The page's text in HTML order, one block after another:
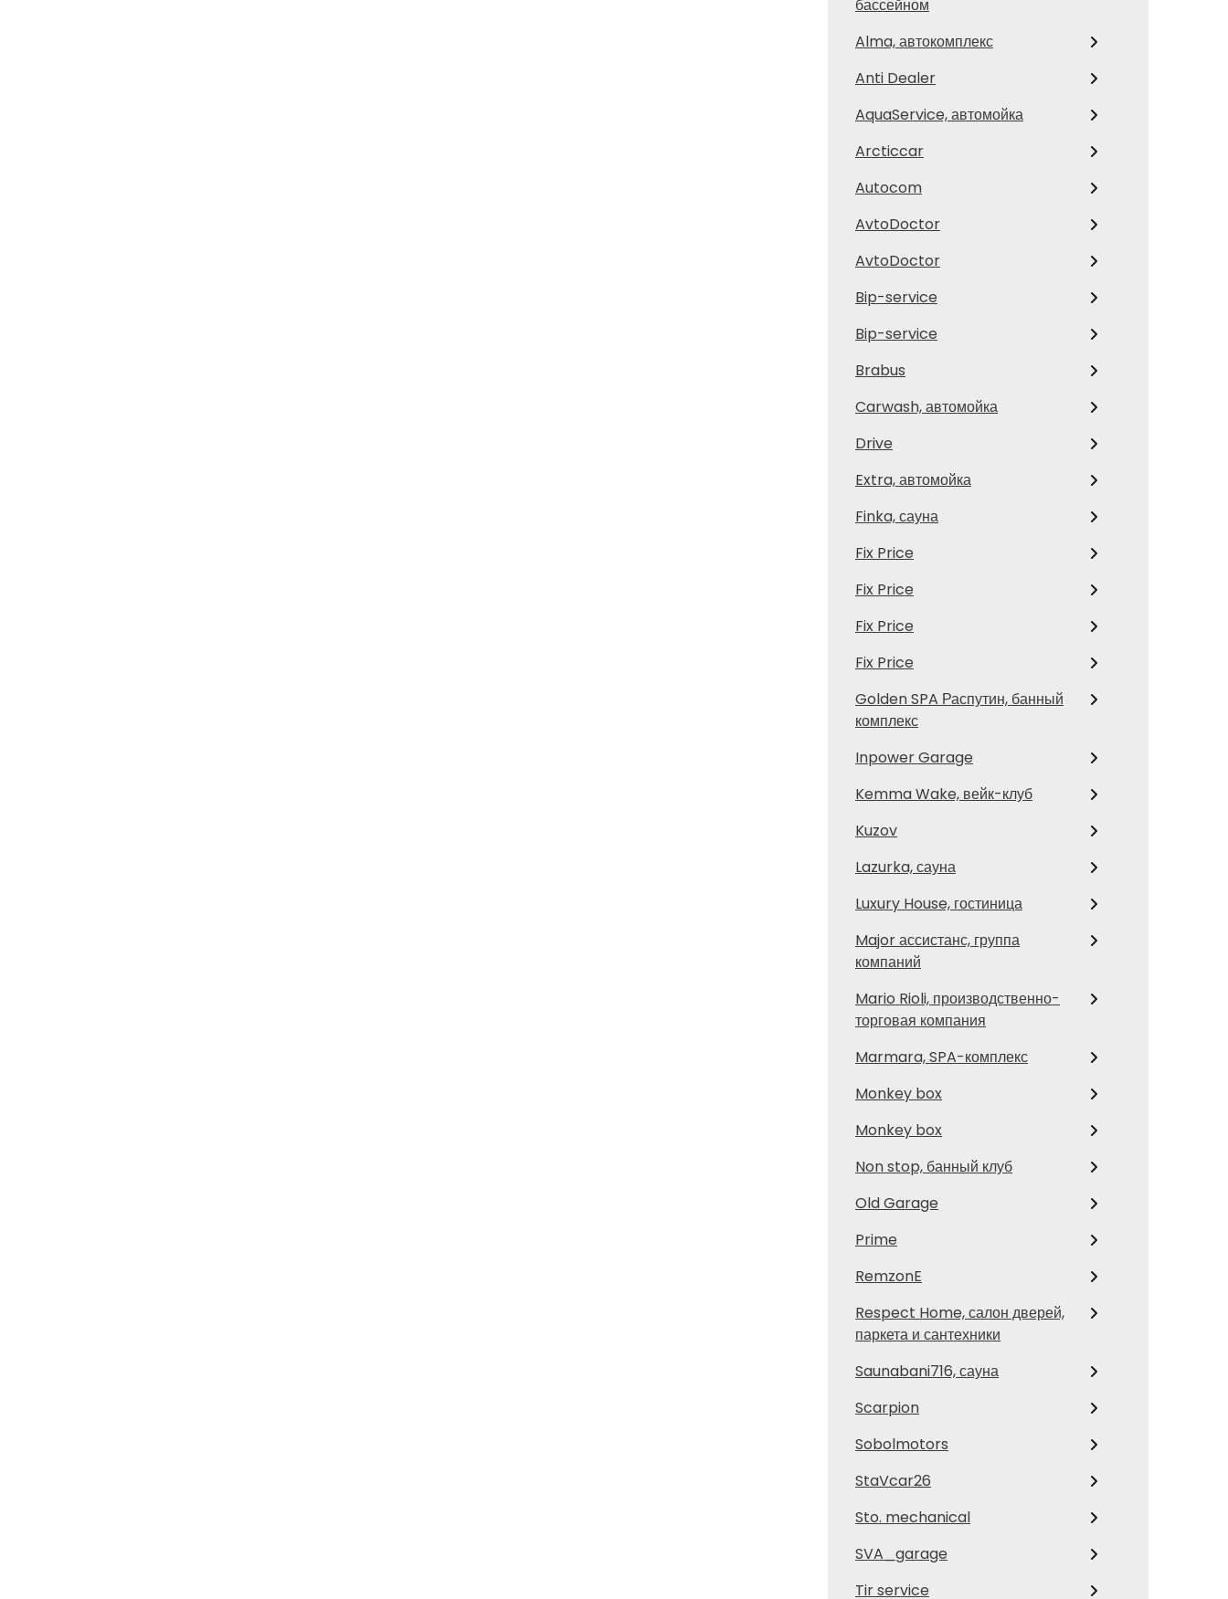
бассейном
Alma, автокомплекс
Anti Dealer
AquaService, автомойка
Arcticcar
Autocom
AvtoDoctor
AvtoDoctor
Bip-service
Bip-service
Brabus
Carwash, автомойка
Drive
Extra, автомойка
Finka, сауна
Fix Price
Fix Price
Fix Price
Fix Price
Golden SPA Распутин, банный
комплекс
Inpower Garage
Kemma Wake, вейк-клуб
Kuzov
Lazurka, сауна
Luxury House, гостиница
Major ассистанс, группа
компаний
Mario Rioli, производственно-
торговая компания
Marmara, SPA-комплекс
Monkey box
Monkey box
Non stop, банный клуб
Old Garage
Prime
RemzonE
Respect Home, салон дверей,
паркета и сантехники
Saunabani716, сауна
Scarpion
Sobolmotors
StaVcar26
Sto. mechanical
SVA_garage
Tir service